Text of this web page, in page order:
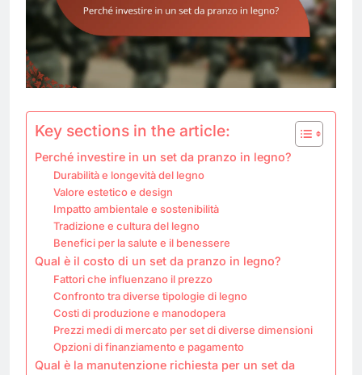
Key sections in the article:
Perché investire in un set da pranzo in legno?
Durabilità e longevità del legno
Valore estetico e design
Impatto ambientale e sostenibilità
Tradizione e cultura del legno
Benefici per la salute e il benessere
Qual è il costo di un set da pranzo in legno?
Fattori che influenzano il prezzo
Confronto tra diverse tipologie di legno
Costi di produzione e manodopera
Prezzi medi di mercato per set di diverse dimensioni
Opzioni di finanziamento e pagamento
Qual è la manutenzione richiesta per un set da